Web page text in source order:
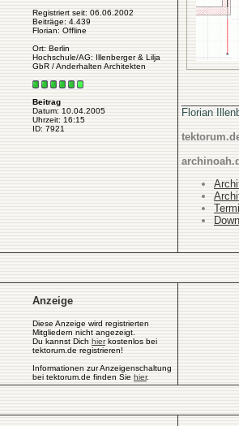
Registriert seit: 06.06.2002
Beiträge: 4.439
Florian: Offline
Ort: Berlin
Hochschule/AG: Illenberger & Lilja
GbR / Anderhalten Architekten
Beitrag
Datum: 10.04.2005
Uhrzeit: 16:15
ID: 7921
Florian
Anzeige
Diese Anzeige wird registrierten
Mitgliedern nicht angezeigt.
Du kannst Dich hierkostenlos bei
tektorum.de registrieren!
Informationen zur Anzeigenschaltung
bei tektorum.de finden Sie hier.